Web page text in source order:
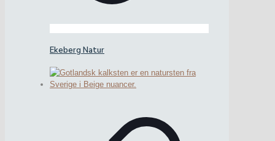
Ekeberg Natur